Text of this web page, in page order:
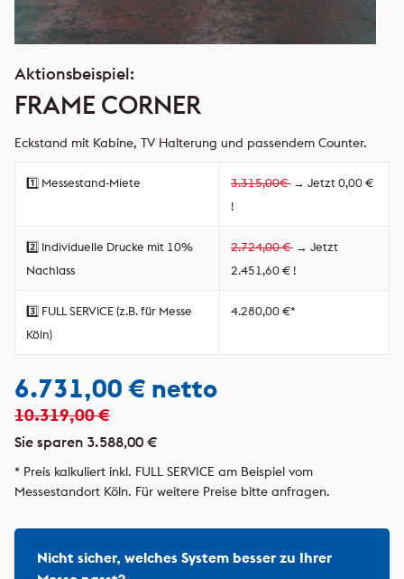
Aktionsbeispiel:
FRAME CORNER
Eckstand mit Kabine, TV Halterung und passendem Counter.
1️⃣ Messestand-Miete 3.315,00€ → Jetzt 0,00 €
!
2️⃣ Individuelle Drucke mit 10%
Nachlass
2.724,00 € → Jetzt
2.451,60 € !
3️⃣ FULL SERVICE (z.B. für Messe
Köln)
4.280,00 €*
6.731,00 € netto
10.319,00 €
Sie sparen 3.588,00 €
* Preis kalkuliert inkl. FULL SERVICE am Beispiel vom
Messestandort Köln. Für weitere Preise bitte anfragen.
Nicht sicher, welches System besser zu Ihrer